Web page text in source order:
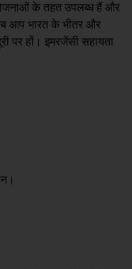
के तहत उपलब्ध हैं और
आप भारत के भीतर और
पर हों। इमरजेंसी सहायता